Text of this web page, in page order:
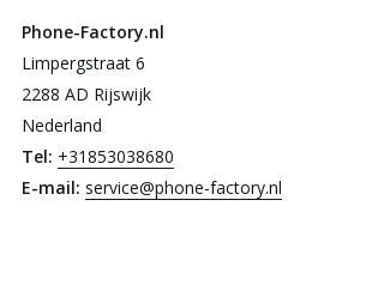
Phone-Factory.nl
Limpergstraat 6
2288 AD Rijswijk
Nederland
Tel: +31853038680
E-mail: service@phone-factory.nl